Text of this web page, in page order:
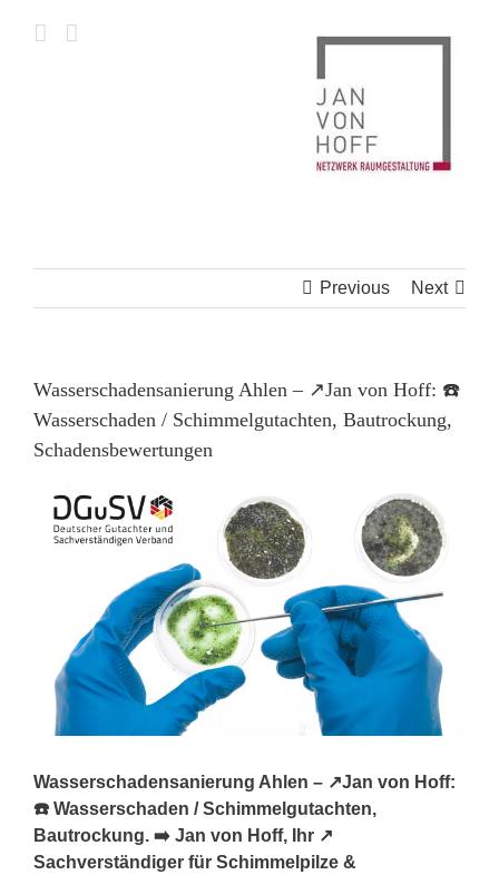
Previous Next
Wasserschadensanierung Ahlen – ↗️Jan von Hoff: ☎️
Wasserschaden / Schimmelgutachten, Bautrockung,
Schadensbewertungen
Wasserschadensanierung Ahlen – ↗️Jan von Hoff:
☎️ Wasserschaden / Schimmelgutachten,
Bautrockung. ➡️ Jan von Hoff, Ihr ↗️
Sachverständiger für Schimmelpilze &